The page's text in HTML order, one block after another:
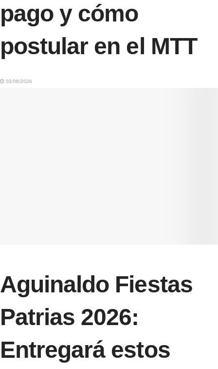
pago y cómo
postular en el MTT
03/08/2026
Aguinaldo Fiestas
Patrias 2026:
Entregará estos